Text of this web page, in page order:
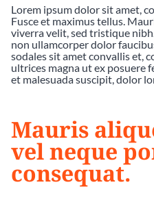
Lorem ipsum dolor sit amet,
Fusce et maximus tellus.
viverra velit, sed tristique
non ullamcorper dolor
sodales sit amet convallis et,
ultrices magna ut ex posuere
et malesuada suscipit, dolor
Mauris
vel neque
consequat.